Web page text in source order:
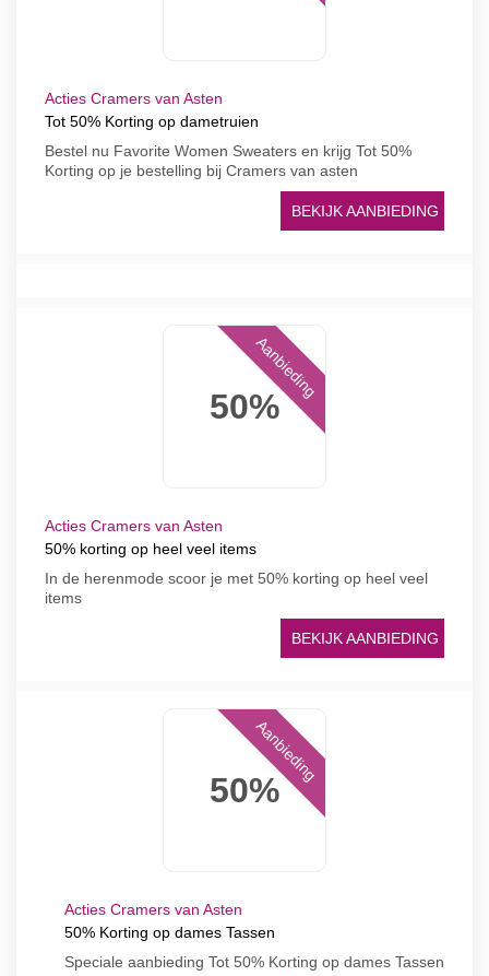
Acties Cramers van Asten
Tot 50% Korting op dametruien
Bestel nu Favorite Women Sweaters en krijg Tot 50%
Korting op je bestelling bij Cramers van asten
BEKIJK AANBIEDING
50%
Aanbieding
Acties Cramers van Asten
50% korting op heel veel items
In de herenmode scoor je met 50% korting op heel veel
items
BEKIJK AANBIEDING
50%
Aanbieding
Acties Cramers van Asten
50% Korting op dames Tassen
Speciale aanbieding Tot 50% Korting op dames Tassen